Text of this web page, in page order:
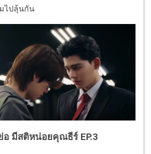
มไปลุ้นกัน
อ มีสติหน่อยคุณธีร์ EP.3